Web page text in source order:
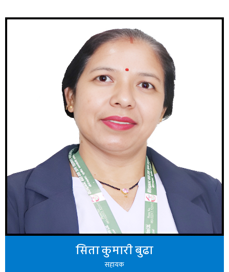
सिता कुमारी बुढा
सहायक